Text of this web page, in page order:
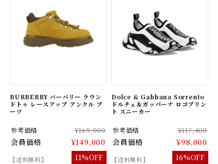
BURBERRY バーバリー ラウン
ドトゥ レースアップ アンクル ブ
ーツ
参考価格 ¥169,000
会員価格 ¥149,000
【送料無料】 11%OFF
Dolce & Gabbana Sorrento
ドルチェ＆ガッパーナ ロゴプリン
ト スニーカー
参考価格 ¥117,400
会員価格 ¥98,000
【送料無料】 16%OFF